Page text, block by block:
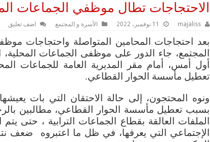
الاحتجاجات تطال موظفي الجماعات
majaliss 11 نوفمبر، 2022 الأسرة و المجتمع اضف تعليق
بعد احتجاجات المحامين المتواصلة واحتجاجات
المجتمع، جاء الدور على موظفى الجماعات
أول أمس، أمام مقر المديرية العامة للجماعات
تعطيل مأسسة الحوار القطاعي.
ونوه المحتجون، إلى حالة الاحتقان التي بات
بسبب تعطيل مأسسة الحوار القطاعي، مطالبين
الملفات العالقة بقطاع الجماعات الترابية ، حتى
الإجتماعي التي يعرفها، في ظل ما اعتبروه ضعف